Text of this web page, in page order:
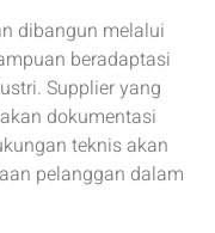
dibangun melalui
beradaptasi
Supplier yang
dokumentasi
teknis akan
pelanggan dalam